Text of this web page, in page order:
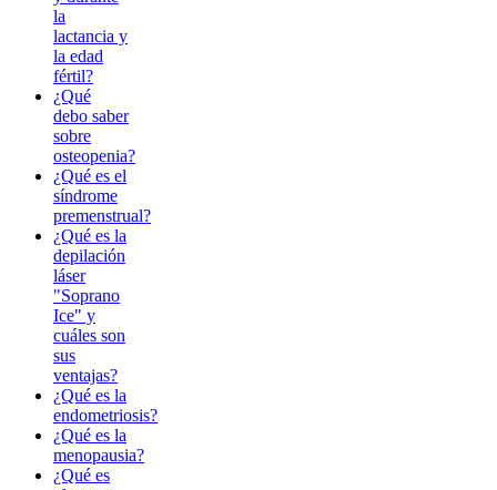
la
lactancia y
la edad
fértil?
¿Qué
debo saber
sobre
osteopenia?
¿Qué es el
síndrome
premenstrual?
¿Qué es la
depilación
láser
"Soprano
Ice" y
cuáles son
sus
ventajas?
¿Qué es la
endometriosis?
¿Qué es la
menopausia?
¿Qué es